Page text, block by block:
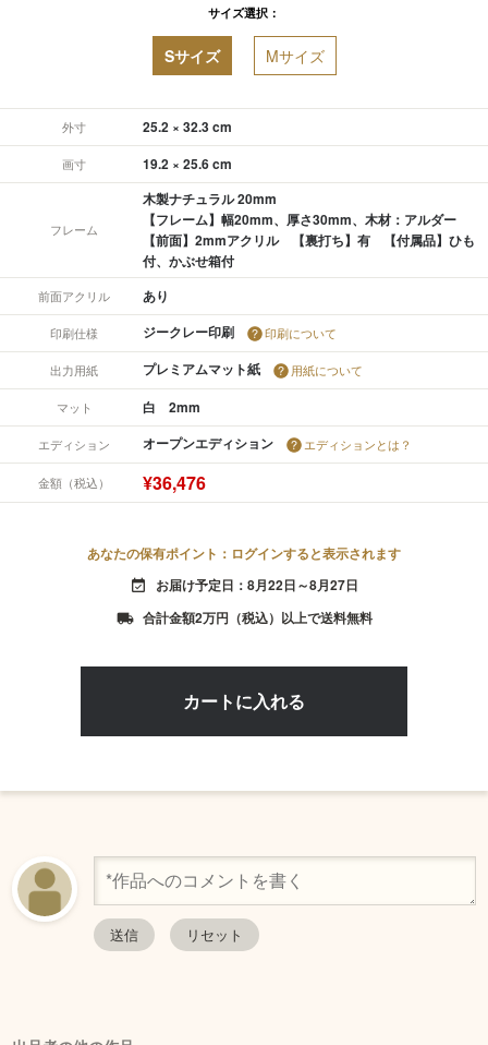
サイズ選択：
Sサイズ Mサイズ
外寸 25.2 × 32.3 cm
画寸 19.2 × 25.6 cm
フレーム
木製ナチュラル 20mm
【フレーム】幅20mm、厚さ30mm、木材：アルダー
【前面】2mmアクリル 【裏打ち】有 【付属品】ひも
付、かぶせ箱付
前面アクリル あり
印刷仕様 ジークレー印刷 印刷について
出力用紙 プレミアムマット紙 用紙について
マット 白 2mm
エディション オープンエディション エディションとは？
金額（税込） ¥36,476
あなたの保有ポイント：ログインすると表示されます
event_available お届け予定日：8月22日～8月27日
local_shipping 合計金額2万円（税込）以上で送料無料